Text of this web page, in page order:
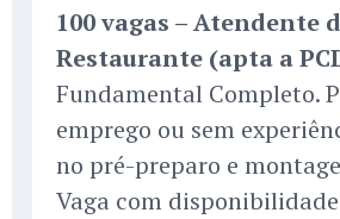
100 vagas – Atendente
Restaurante (apta a
Fundamental Completo.
emprego ou sem
no pré-preparo e
Vaga com